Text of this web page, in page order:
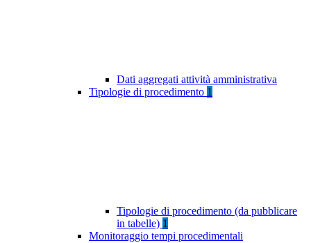
Dati aggregati attività amministrativa
Tipologie di procedimento 1
Tipologie di procedimento (da pubblicare
in tabelle) 1
Monitoraggio tempi procedimentali